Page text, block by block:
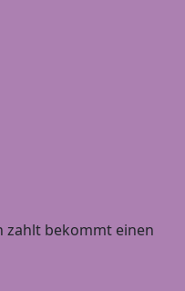
zahlt bekommt einen